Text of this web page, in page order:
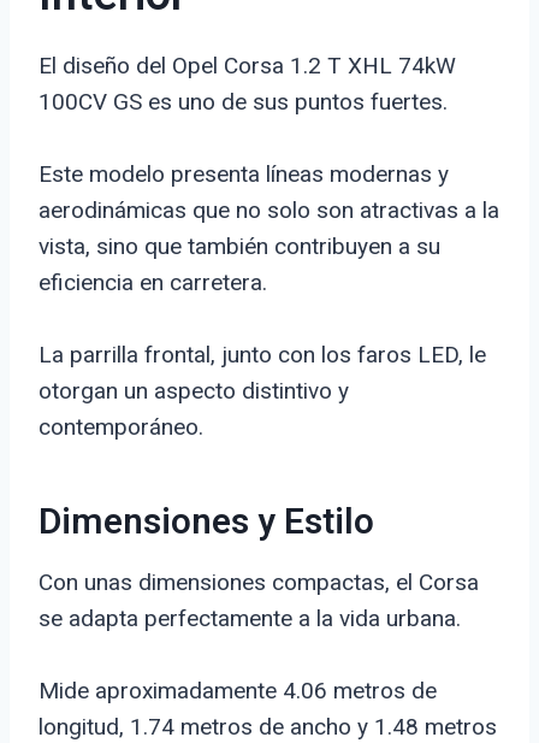
El diseño del Opel Corsa 1.2 T XHL 74kW
100CV GS es uno de sus puntos fuertes.
Este modelo presenta líneas modernas y
aerodinámicas que no solo son atractivas a la
vista, sino que también contribuyen a su
eficiencia en carretera.
La parrilla frontal, junto con los faros LED, le
otorgan un aspecto distintivo y
contemporáneo.
Dimensiones y Estilo
Con unas dimensiones compactas, el Corsa
se adapta perfectamente a la vida urbana.
Mide aproximadamente 4.06 metros de
longitud, 1.74 metros de ancho y 1.48 metros